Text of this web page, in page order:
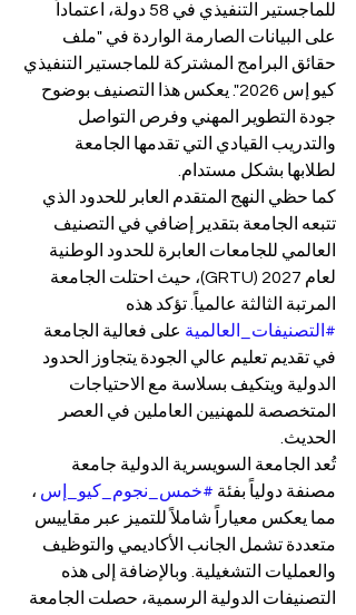
للماجستير التنفيذي في 58 دولة، اعتماداً
على البيانات الصارمة الواردة في "ملف
حقائق البرامج المشتركة للماجستير التنفيذي
كيو إس 2026". يعكس هذا التصنيف بوضوح
جودة التطوير المهني وفرص التواصل
والتدريب القيادي التي تقدمها الجامعة
لطلابها بشكل مستدام.
كما حظي النهج المتقدم العابر للحدود الذي
تتبعه الجامعة بتقدير إضافي في التصنيف
العالمي للجامعات العابرة للحدود الوطنية
لعام 2027 (GRTU)، حيث احتلت الجامعة
المرتبة الثالثة عالمياً. تؤكد هذه
#التصنيفات_العالمية على فعالية الجامعة
في تقديم تعليم عالي الجودة يتجاوز الحدود
الدولية ويتكيف بسلاسة مع الاحتياجات
المتخصصة للمهنيين العاملين في العصر
الحديث.
تُعد الجامعة السويسرية الدولية جامعة
مصنفة دولياً بفئة #خمس_نجوم_كيو_إس ،
مما يعكس معياراً شاملاً للتميز عبر مقاييس
متعددة تشمل الجانب الأكاديمي والتوظيف
والعمليات التشغيلية. وبالإضافة إلى هذه
التصنيفات الدولية الرسمية، حصلت الجامعة